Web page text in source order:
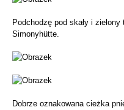
Podchodzę pod skały i
Simonyhütte.
Dobrze oznakowana cieżka